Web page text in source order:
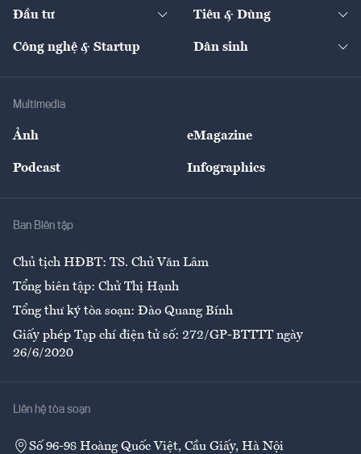
Quản trị số
Tư vấn
Thị trường
Nông sản
The Guide
Đầu tư Tiêu & Dùng
Giải trí
Công nghệ & Startup Dân sinh
Multimedia
Ảnh eMagazine
Podcast Infographics
Ban Biên tập
Chủ tịch HĐBT: TS. Chử Văn Lâm
Tổng biên tập: Chử Thị Hạnh
Tổng thư ký tòa soạn: Đào Quang Bính
Giấy phép Tạp chí điện tử số: 272/GP-BTTTT ngày
26/6/2020
Liên hệ tòa soạn
Số 96-98 Hoàng Quốc Việt, Cầu Giấy, Hà Nội